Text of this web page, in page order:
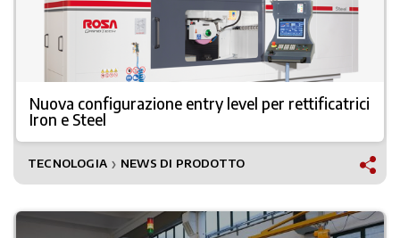
Nuova configurazione entry level per rettificatrici
Iron e Steel
TECNOLOGIA ❯ NEWS DI PRODOTTO